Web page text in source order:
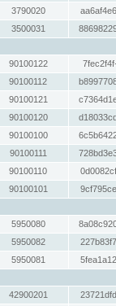
3790020
3500031
90100122
90100112
90100121
90100120
90100100
90100111
90100110
90100101
5950080
5950082
5950081
42900201